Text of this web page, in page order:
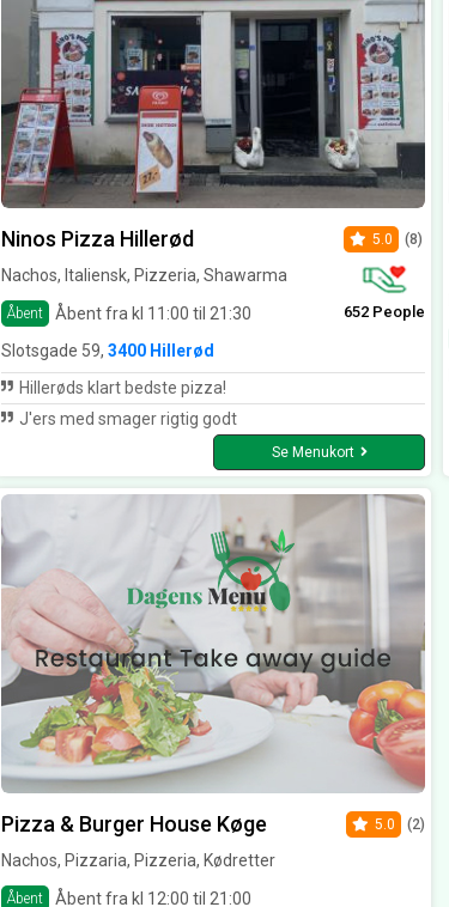
Ninos Pizza Hillerød
Nachos, Italiensk, Pizzeria, Shawarma
Åbent Åbent fra kl 11:00 til 21:30
5.0 (8)
652 People
Slotsgade 59, 3400 Hillerød
Hillerøds klart bedste pizza!
J'ers med smager rigtig godt
Se Menukort
Pizza & Burger House Køge
Nachos, Pizzaria, Pizzeria, Kødretter
Åbent Åbent fra kl 12:00 til 21:00
5.0 (2)